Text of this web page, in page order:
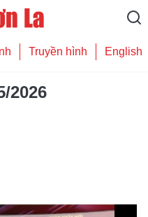
Truyền hình English
2026